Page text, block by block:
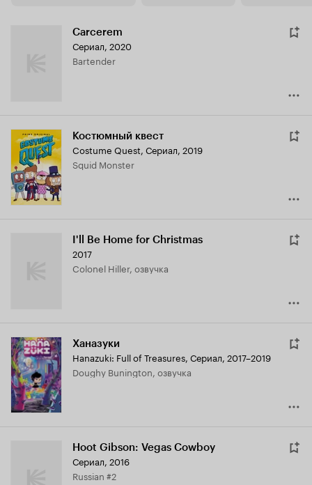
Carcerem
Сериал, 2020
Bartender
Костюмный квест
Costume Quest, Сериал, 2019
Squid Monster
I'll Be Home for Christmas
2017
Colonel Hiller, озвучка
Ханазуки
Hanazuki: Full of Treasures, Сериал, 2017–2019
Doughy Bunington, озвучка
Hoot Gibson: Vegas Cowboy
Сериал, 2016
Russian #2